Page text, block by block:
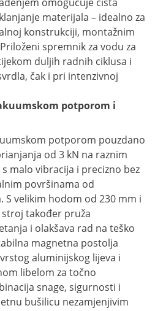
materijala – idealno za
konstrukciji, montažnim
spremnik za vodu za
duljih radnih ciklusa i
čak i pri intenzivnoj
potporom i
potporom pouzdano
od 3 kN na raznim
malo vibracija i precizno bez
površinama od
velikim hodom od 230 mm i
također pruža
i olakšava rad na teško
magnetna postolja
aluminijskog lijeva i
libelom za točno
snage, sigurnosti i
bušilicu nezamjenjivim